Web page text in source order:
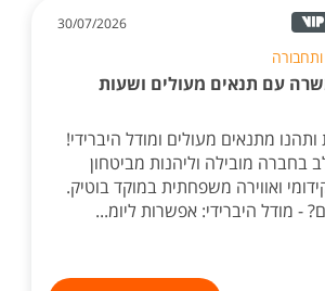
30/07/2026
עם תנאים מעולים ושעות
מתנאים מעולים ומודל היברידי!
בחברה מובילה וליהנות מביטחון
ואווירה משפחתית במוקד בוטיק.
- מודל היברידי: אפשרות ליומ...